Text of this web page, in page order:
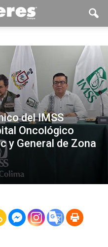
del IMSS
Oncológico
y General de Zona